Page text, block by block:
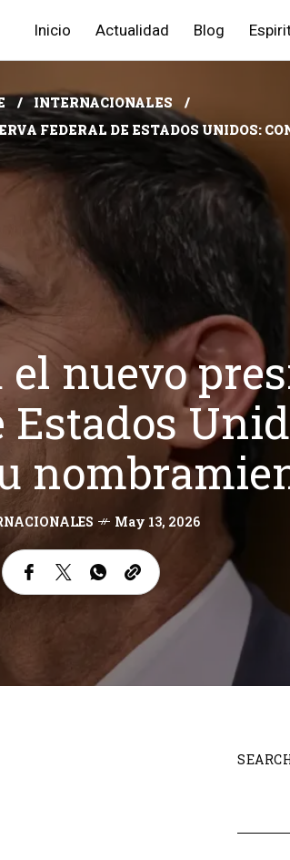
Inicio Actualidad Blog
INTERNACIONALES
FEDERAL DE ESTADOS UNIDOS:
nuevo
May 13, 2026